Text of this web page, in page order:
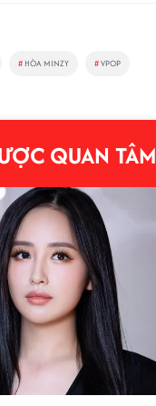
# HÒA MINZY #VPOP
QUAN TÂM